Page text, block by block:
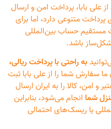
علی بابا، پرداخت امن و ارسال
متنوعی دارد، اما برای
مستقیم حساب بین‌المللی
باشد.
به راحتی با پرداخت ریالی،
ما سفارش شما را از علی بابا ثبت
و امن، کالا را به ایران ارسال
شماانجام می‌شود، بنابراین
یا ریسک‌های احتمالی